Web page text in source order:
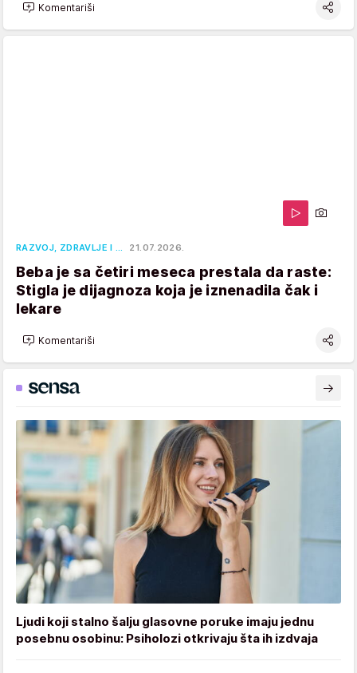
Komentariši
RAZVOJ, ZDRAVLJE I … 21.07.2026.
Beba je sa četiri meseca prestala da raste:
Stigla je dijagnoza koja je iznenadila čak i
lekare
Komentariši
Ljudi koji stalno šalju glasovne poruke imaju jednu
posebnu osobinu: Psiholozi otkrivaju šta ih izdvaja